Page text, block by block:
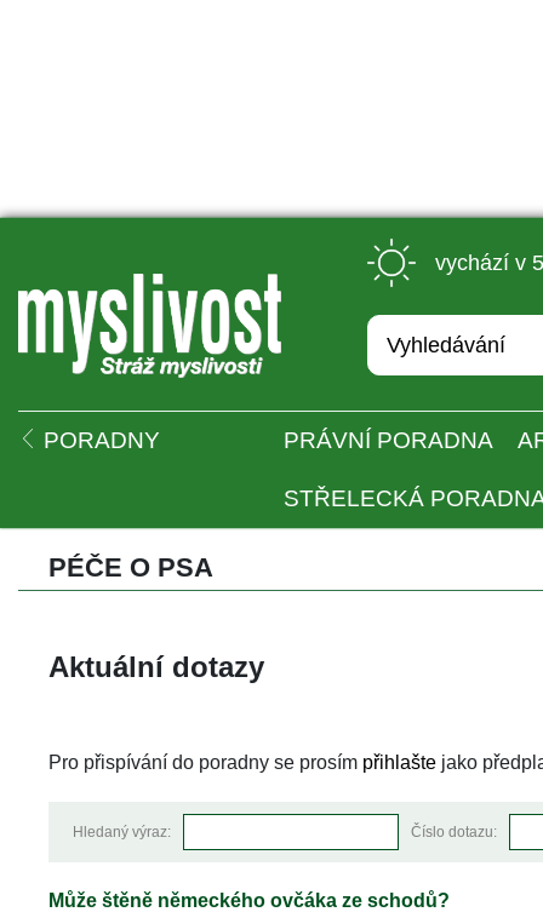
vychází v
PORADNY PRÁVNÍ PORADNA
STŘELECKÁ
PÉČE O PSA
Aktuální dotazy
Pro přispívání do poradny se prosím přihlašte jako
Hledaný výraz: Číslo dotazu:
Může štěně německého ovčáka ze schodů?